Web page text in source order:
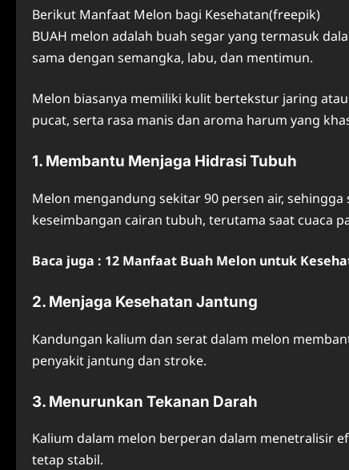
Berikut Manfaat Melon bagi Kesehatan(freepik)
BUAH melon adalah buah segar yang termasuk
sama dengan semangka, labu, dan mentimun.
Melon biasanya memiliki kulit bertekstur jaring
pucat, serta rasa manis dan aroma harum yang
1. Membantu Menjaga Hidrasi Tubuh
Melon mengandung sekitar 90 persen air,
keseimbangan cairan tubuh, terutama saat cuaca
Baca juga : 12 Manfaat Buah Melon untuk
2. Menjaga Kesehatan Jantung
Kandungan kalium dan serat dalam melon
penyakit jantung dan stroke.
3. Menurunkan Tekanan Darah
Kalium dalam melon berperan dalam menetralisir
tetap stabil.